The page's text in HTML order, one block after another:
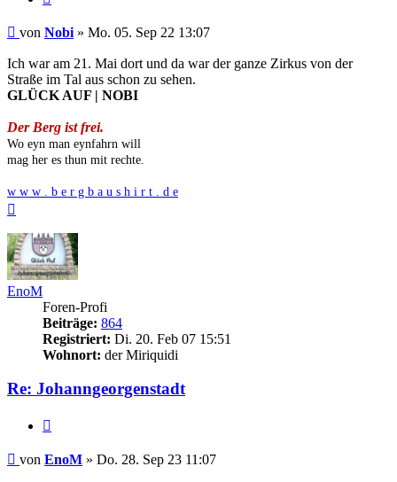
Beitrag
von Nobi » Mo. 05. Sep 22 13:07
Ich war am 21. Mai dort und da war der ganze Zirkus von der
Straße im Tal aus schon zu sehen.
GLÜCK AUF | NOBI
Der Berg ist frei.
Wo eyn man eynfahrn will
mag her es thun mit rechte.
w w w . b e r g b a u s h i r t . d e
EnoM
Foren-Profi
Beiträge: 864
Registriert: Di. 20. Feb 07 15:51
Wohnort: der Miriquidi
Re: Johanngeorgenstadt
Beitrag
von EnoM » Do. 28. Sep 23 11:07